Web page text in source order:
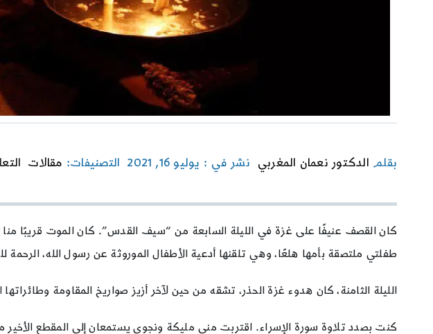
بقلم الدكتور نعمان المغربي نشر في : يوليو 16, 2021 التصنيفات: مقالات
كان القصف عنيفًا على غزة في الليلة السابعة من “سيف القدس”. كان الموت قريبًا منا
طفلتي ملتصقة بأمها هلعًا، وهي تلقنها أدعية الأطفال الموروثة عن رسول الله، الرحمة
الليلة الثامنة، كان هدوء غزة الحذر، تشقه من حين لآخر أزيز صواريخ المقاومة
كنت بصدد تلاوة سورة الإسراء. اقتربت مني مليكة ونجوى يستمعان إلى المقطع